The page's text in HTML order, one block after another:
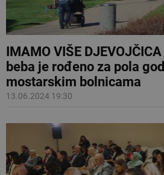
IMAMO VIŠE
beba je rođeno za pola
mostarskim bolnicama
13.06.2024 19:30